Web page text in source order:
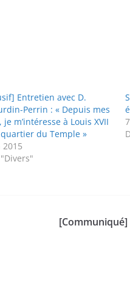
Entretien avec D.
Perrin : « Depuis mes
je m’intéresse à Louis XVII
du Temple »
[Communiqué]